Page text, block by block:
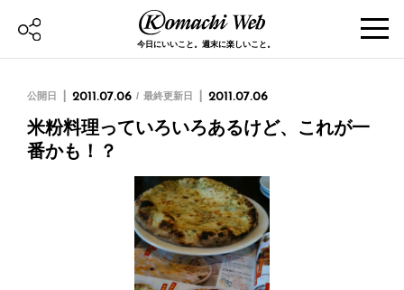
今日にいいこと。週末に楽しいこと。
公開日 2011.07.06 最終更新日 2011.07.06
米粉料理っていろいろあるけど、これが一
番かも！？